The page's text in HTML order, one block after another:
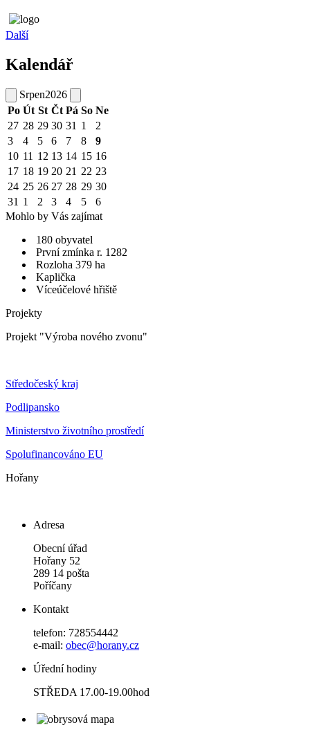
Další
Kalendář
Srpen2026
Po Út St Čt Pá So Ne
27 28 29 30 31 1
2
3
4 5 6 7 8
9
10 11 12 13 14 15 16
17 18 19 20 21 22 23
24 25 26 27 28 29 30
31 1 2 3 4 5
6
Mohlo by Vás zajímat
180 obyvatel
První zmínka r. 1282
Rozloha 379 ha
Kaplička
Víceúčelové hřiště
Projekty
Projekt "Výroba nového zvonu"
Středočeský kraj
Podlipansko
Ministerstvo životního prostředí
Spolufinancováno EU
Hořany
Adresa
Obecní úřad
Hořany 52
289 14 pošta
Poříčany
Kontakt
telefon: 728554442
e-mail: obec@horany.cz
Úřední hodiny
STŘEDA 17.00-19.00hod